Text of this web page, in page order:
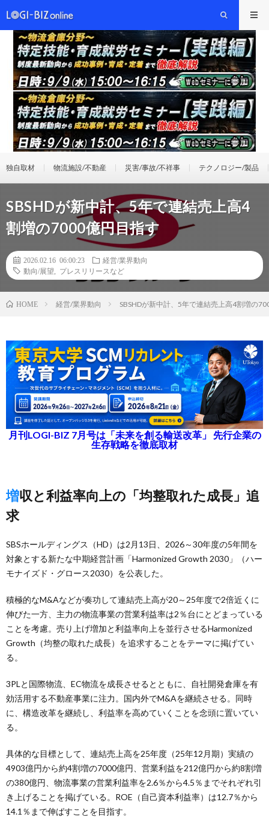
独自取材 物流施設/不動産 災害/事故/不祥事 テクノロジー/製品
SBSHDが新中計、5年で連結売上高4
割増の7000億円目指す
2026.02.16 06:00:23
経営/業界動向
動向/展望
プレスリリースなど
HOME 経営/業界動向 SBSHDが新中計、5年で連結売上高4割増の
月刊LOGI-BIZ 7月号は「未来を創る輸送改革」 先行企業の
生存戦略を徹底取材
増収と利益率向上の「均整取れた成長」追
求
SBSホールディングス（HD）は2月13日、2026～30年度の5年間を
対象とする新たな中期経営計画「Harmonized Growth 2030」（ハー
モナイズド・グロース2030）を公表した。
積極的なM&Aなどが奏功して連結売上高が20～25年度で2倍近くに
伸びた一方、主力の物流事業の営業利益率は2％台にとどまっている
ことを考慮。売り上げ増加と利益率向上を並行させるHarmonized
Growth（均整の取れた成長）を追求することをテーマに掲げてい
る。
3PLと国際物流、EC物流を成長させるとともに、自社開発倉庫を有
効活用する不動産事業に注力。国内外でM&Aを継続させる。同時
に、構造改革を継続し、利益率を高めていくことを念頭に置いてい
る。
具体的な目標として、連結売上高を25年度（25年12月期）実績の
4903億円から約4割増の7000億円、営業利益を212億円から約8割増
の380億円、物流事業の営業利益率を2.6％から4.5％までそれぞれ引
き上げることを掲げている。ROE（自己資本利益率）は12.7％から
14.1％まで伸ばすことを目指す。